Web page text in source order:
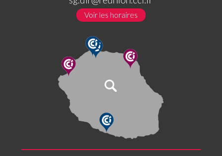
Voir les horaires